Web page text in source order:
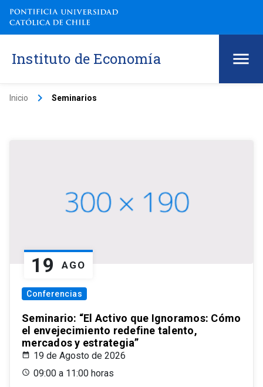
Instituto de Economía
Inicio keyboard_arrow_right Seminarios
19 AGO
Conferencias
Seminario: “El Activo que Ignoramos: Cómo
el envejecimiento redefine talento,
mercados y estrategia”
19 de Agosto de 2026
09:00 a 11:00 horas